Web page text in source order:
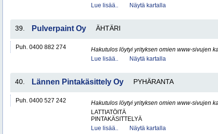
Lue lisää..
Näytä kartalla
39. Pulverpaint Oy ÄHTÄRI
Puh. 0400 882 274
Hakutulos löytyi yrityksen omien www-sivujen
Lue lisää..
Näytä kartalla
40. Lännen Pintakäsittely Oy PYHÄRANTA
Puh. 0400 527 242
Hakutulos löytyi yrityksen omien www-sivujen
LATTIATÖITÄ
PINTAKÄSITTELYÄ
Lue lisää..
Näytä kartalla